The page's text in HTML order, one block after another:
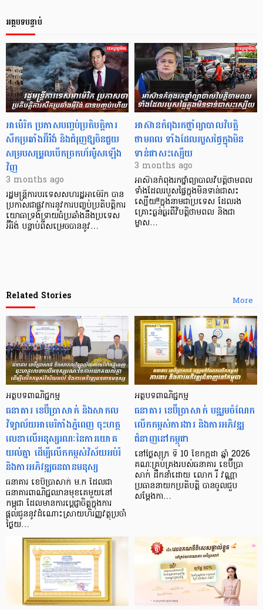
អត្ថបទបន្ទាប់
អាម៉េរិក ប្រកាសបញ្ចប់ប្រតិបត្តិការ
សឹកប្រឆាំងអ៊ីរ៉ង់ និងជំរុញឱ្យចិនជួយ
សម្របសម្រួលបើកច្រកហ័រម៉ូសឡើង
វិញ
3 months ago
រដ្ឋមន្ត្រីការបរទេសសហរដ្ឋអាម៉េរិក បាន
ប្រកាសជាផ្លូវការនូវការបញ្ចប់ប្រតិបត្តិការ
យោធាទ្រង់ទ្រាយធំប្រឆាំងនឹងប្រទេស
អ៊ីរ៉ង់ បន្ទាប់ពីសម្រេចបាននូវ…
​អាស៊ានកំពុងរកថ្នាំព្យាបាលវិបត្តិ
ថាមពល ទាំងដែលរបួសផ្ទៃក្នុងមិន
ទាន់ជាសះស្បើយ
3 months ago
អាស៊ានកំពុងរកថ្នាំព្យាបាលវិបត្តិថាមពល
ទាំងដែលរបួសផ្ទៃក្នុងមិនទាន់ជាសះ
ស្បើយ!!ក្នុងនាមជាប្រទេស ដែលរង
គ្រោះធ្ងន់ធ្ងរពីវិបត្តិថាមពល និងជា
ម្ចាស…
More
Related Stories
អត្ថបទពាណិជ្ជកម្ម
ធនាគារ ខេប៊ីប្រាសាក់ និងសាកល
វិទ្យាល័យអាមេរិកាំងភ្នំពេញ ចុះហត្ថ
លេខាលើអនុស្សរណៈនៃការយោគ
យល់គ្នា ដើម្បីលើកកម្ពស់វិស័យអប់រំ
និងការអភិវឌ្ឍធនធានមនុស្ស
ធនាគារ ខេប៊ីប្រាសាក់ ម.ក ដែលជា
ធនាគារពាណិជ្ជឈានមុខគេមួយនៅ
កម្ពុជា ដែលមានការប្តេជ្ញាចិត្តក្នុងការ
ផ្តល់ជូននូវដំណោះស្រាយហិរញ្ញវត្ថុប្រចាំ
ថ្ងៃយ…
អត្ថបទពាណិជ្ជកម្ម
ធនាគារ ខេប៊ីប្រាសាក់ បន្តរួមចំណែក
លើកកម្ពស់ការងារ និងការអភិវឌ្ឍ
ជំនាញនៅកម្ពុជា
នៅថ្ងៃសុក្រ ទី 10 ខែកក្កដា ឆ្នាំ 2026
គណៈគ្រប់គ្រងរបស់ធនាគារ ខេប៊ីប្រា
សាក់ ដឹកនាំដោយ លោក រី វណ្ណា
ប្រធាននាយកប្រតិបត្តិ បានចូលជួប
សម្តែងកា…